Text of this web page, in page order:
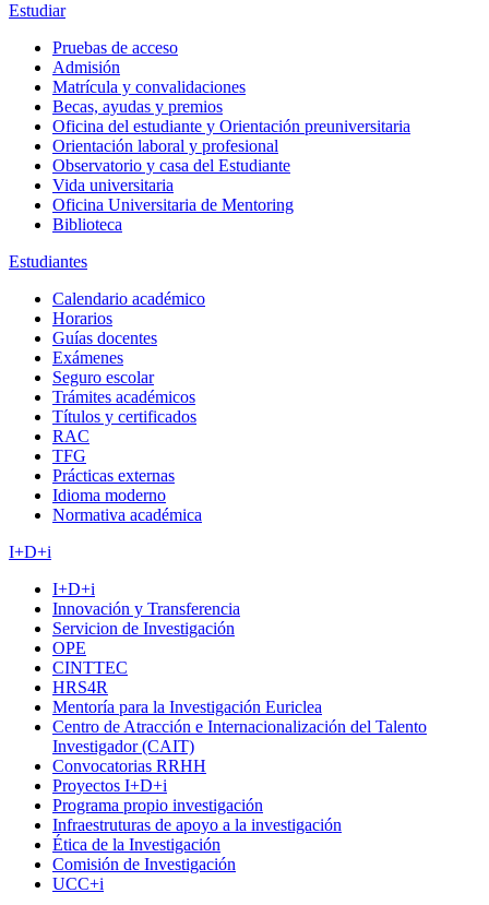
Estudiar
Pruebas de acceso
Admisión
Matrícula y convalidaciones
Becas, ayudas y premios
Oficina del estudiante y Orientación preuniversitaria
Orientación laboral y profesional
Observatorio y casa del Estudiante
Vida universitaria
Oficina Universitaria de Mentoring
Biblioteca
Estudiantes
Calendario académico
Horarios
Guías docentes
Exámenes
Seguro escolar
Trámites académicos
Títulos y certificados
RAC
TFG
Prácticas externas
Idioma moderno
Normativa académica
I+D+i
I+D+i
Innovación y Transferencia
Servicion de Investigación
OPE
CINTTEC
HRS4R
Mentoría para la Investigación Euriclea
Centro de Atracción e Internacionalización del Talento
Investigador (CAIT)
Convocatorias RRHH
Proyectos I+D+i
Programa propio investigación
Infraestruturas de apoyo a la investigación
Ética de la Investigación
Comisión de Investigación
UCC+i